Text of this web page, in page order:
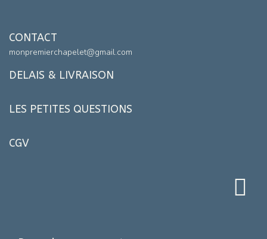
CONTACT
monpremierchapelet@gmail.com
DELAIS & LIVRAISON
LES PETITES QUESTIONS
CGV